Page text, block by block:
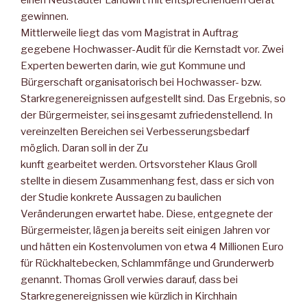
gewinnen.
Mittlerweile liegt das vom Magistrat in Auftrag
gegebene Hochwasser-Audit für die Kernstadt vor. Zwei
Experten bewerten darin, wie gut Kommune und
Bürgerschaft organisatorisch bei Hochwasser- bzw.
Starkregenereignissen aufgestellt sind. Das Ergebnis, so
der Bürgermeister, sei insgesamt zufriedenstellend. In
vereinzelten Bereichen sei Verbesserungsbedarf
möglich. Daran soll in der Zu
kunft gearbeitet werden. Ortsvorsteher Klaus Groll
stellte in diesem Zusammenhang fest, dass er sich von
der Studie konkrete Aussagen zu baulichen
Veränderungen erwartet habe. Diese, entgegnete der
Bürgermeister, lägen ja bereits seit einigen Jahren vor
und hätten ein Kostenvolumen von etwa 4 Millionen Euro
für Rückhaltebecken, Schlammfänge und Grunderwerb
genannt. Thomas Groll verwies darauf, dass bei
Starkregenereignissen wie kürzlich in Kirchhain